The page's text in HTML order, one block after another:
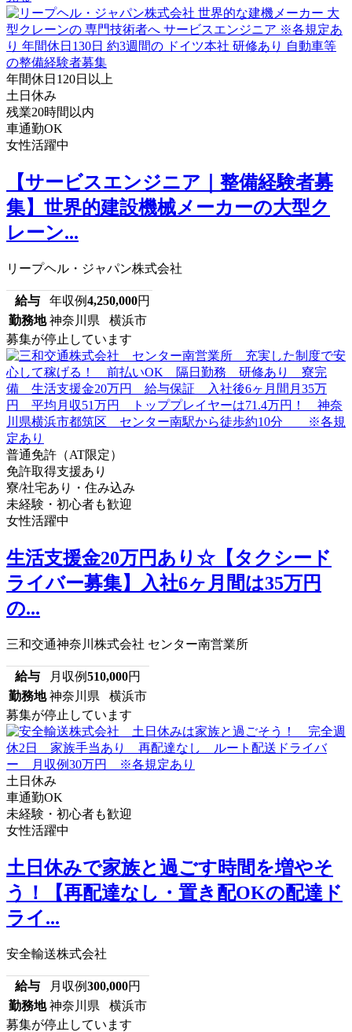
年間休日120日以上
土日休み
残業20時間以内
車通勤OK
女性活躍中
【サービスエンジニア｜整備経験者募
集】世界的建設機械メーカーの大型ク
レーン...
リープヘル・ジャパン株式会社
給与 年収例4,250,000円
勤務地 神奈川県 横浜市
募集が停止しています
普通免許（AT限定）
免許取得支援あり
寮/社宅あり・住み込み
未経験・初心者も歓迎
女性活躍中
生活支援金20万円あり☆【タクシード
ライバー募集】入社6ヶ月間は35万円
の...
三和交通神奈川株式会社 センター南営業所
給与 月収例510,000円
勤務地 神奈川県 横浜市
募集が停止しています
土日休み
車通勤OK
未経験・初心者も歓迎
女性活躍中
土日休みで家族と過ごす時間を増やそ
う！【再配達なし・置き配OKの配達ド
ライ...
安全輸送株式会社
給与 月収例300,000円
勤務地 神奈川県 横浜市
募集が停止しています